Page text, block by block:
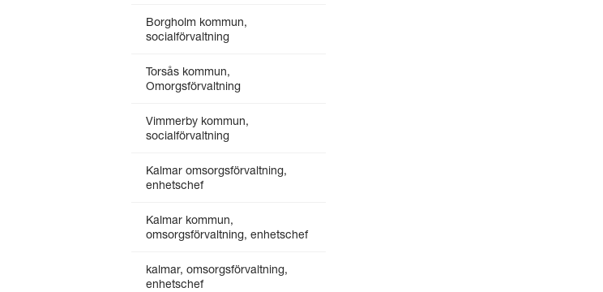
Borgholm kommun,
socialförvaltning
Torsås kommun,
Omorgsförvaltning
Vimmerby kommun,
socialförvaltning
Kalmar omsorgsförvaltning,
enhetschef
Kalmar kommun,
omsorgsförvaltning, enhetschef
kalmar, omsorgsförvaltning,
enhetschef